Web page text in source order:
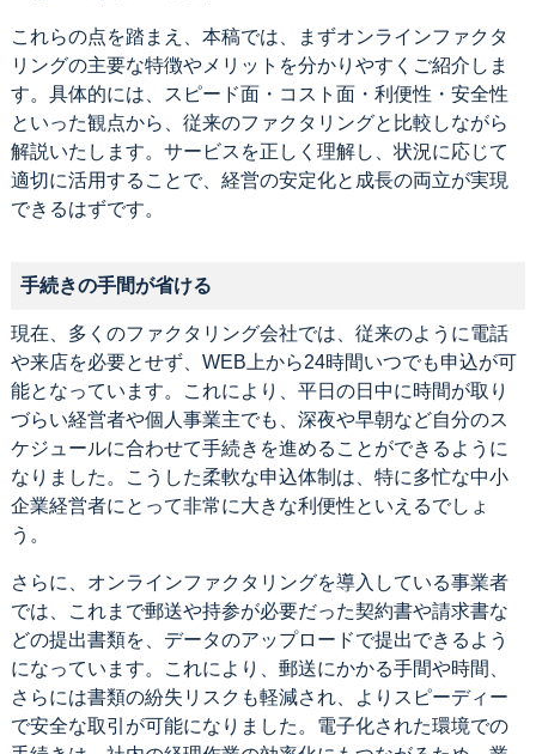
これらの点を踏まえ、本稿では、まずオンラインファクタ
リングの主要な特徴やメリットを分かりやすくご紹介しま
す。具体的には、スピード面・コスト面・利便性・安全性
といった観点から、従来のファクタリングと比較しながら
解説いたします。サービスを正しく理解し、状況に応じて
適切に活用することで、経営の安定化と成長の両立が実現
できるはずです。
手続きの手間が省ける
現在、多くのファクタリング会社では、従来のように電話
や来店を必要とせず、WEB上から24時間いつでも申込が可
能となっています。これにより、平日の日中に時間が取り
づらい経営者や個人事業主でも、深夜や早朝など自分のス
ケジュールに合わせて手続きを進めることができるように
なりました。こうした柔軟な申込体制は、特に多忙な中小
企業経営者にとって非常に大きな利便性といえるでしょ
う。
さらに、オンラインファクタリングを導入している事業者
では、これまで郵送や持参が必要だった契約書や請求書な
どの提出書類を、データのアップロードで提出できるよう
になっています。これにより、郵送にかかる手間や時間、
さらには書類の紛失リスクも軽減され、よりスピーディー
で安全な取引が可能になりました。電子化された環境での